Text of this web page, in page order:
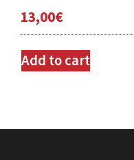
13,00€
Add to cart